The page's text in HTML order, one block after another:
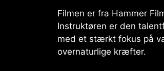
Filmen er fra Hammer
Instruktøren er den
med et stærkt fokus på
overnaturlige kræfter.